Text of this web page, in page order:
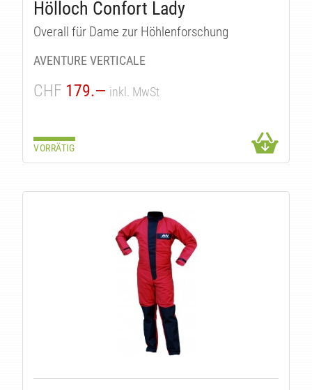
Hölloch Confort Lady
Overall für Dame zur Höhlenforschung
AVENTURE VERTICALE
CHF 179.— inkl. MwSt
VORRÄTIG